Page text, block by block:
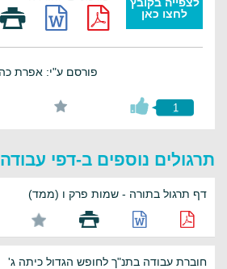
לחצו כאן
פורסם ע"י: אפרת
1
תרגולים נוספים ב-דפי
דף תרגול בתורה - שמות פרק ו (ממד)
חוברת עבודה בתנ"ך לחופש הגדול כיתה ג'